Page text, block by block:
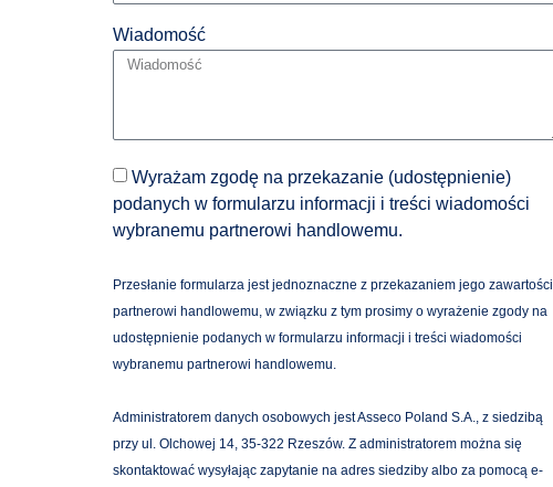
Wiadomość
Wyrażam zgodę na przekazanie (udostępnienie)
podanych w formularzu informacji i treści wiadomości
wybranemu partnerowi handlowemu.
Przesłanie formularza jest jednoznaczne z przekazaniem jego zawartości
partnerowi handlowemu, w związku z tym prosimy o wyrażenie zgody na
udostępnienie podanych w formularzu informacji i treści wiadomości
wybranemu partnerowi handlowemu.
Administratorem danych osobowych jest Asseco Poland S.A., z siedzibą
przy ul. Olchowej 14, 35-322 Rzeszów. Z administratorem można się
skontaktować wysyłając zapytanie na adres siedziby albo za pomocą e-